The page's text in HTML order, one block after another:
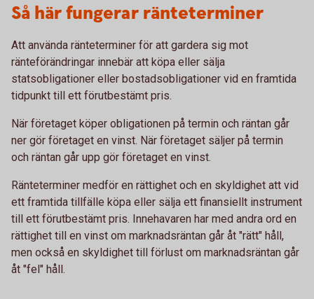
Så här fungerar ränteterminer
Att använda ränteterminer för att gardera sig mot
ränteförändringar innebär att köpa eller sälja
statsobligationer eller bostadsobligationer vid en framtida
tidpunkt till ett förutbestämt pris.
När företaget köper obligationen på termin och räntan går
ner gör företaget en vinst. När företaget säljer på termin
och räntan går upp gör företaget en vinst.
Ränteterminer medför en rättighet och en skyldighet att vid
ett framtida tillfälle köpa eller sälja ett finansiellt instrument
till ett förutbestämt pris. Innehavaren har med andra ord en
rättighet till en vinst om marknadsräntan går åt "rätt" håll,
men också en skyldighet till förlust om marknadsräntan går
åt "fel" håll.